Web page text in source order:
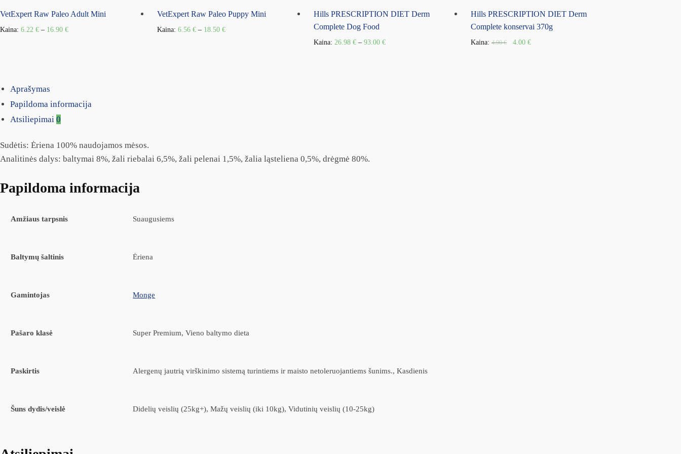
VetExpert Raw Paleo Adult Mini
Kaina: 6.22 € – 16.90 €
VetExpert Raw Paleo Puppy Mini
Kaina: 6.56 €– 18.50 €
Hills PRESCRIPTION DIET Derm
Complete Dog Food
Kaina: 26.98€ –93.00€
Hills PRESCRIPTION DIET Derm
Complete konservai 370g
Kaina:4.90€ 4.00€
Aprašymas
Papildoma informacija
Atsiliepimai 0
Sudėtis: Ėriena 100% naudojamos mėsos.
Analitinės dalys: baltymai 8%, žali riebalai 6,5%, žali pelenai 1,5%, žalia ląsteliena 0,5%, drėgmė 80%.
Papildoma informacija
Amžiaus tarpsnis Suaugusiems
Baltymų šaltinis Ėriena
Gamintojas Monge
Pašaro klasė Super Premium, Vieno baltymo dieta
Paskirtis Alergenų jautrią virškinimo sistemą turintiems ir maisto netoleruojantiems šunims., Kasdienis
Šuns dydis/veislė Didelių veislių (25kg+), Mažų veislių (iki 10kg), Vidutinių veislių (10-25kg)